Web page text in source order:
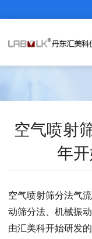
空气喷射
年
空气喷射筛分法气
动筛分法、机械振
由汇美科开始研发